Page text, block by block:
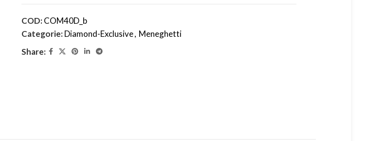
COD:COM40D_b
Categorie:Diamond-Exclusive, Meneghetti
Share: